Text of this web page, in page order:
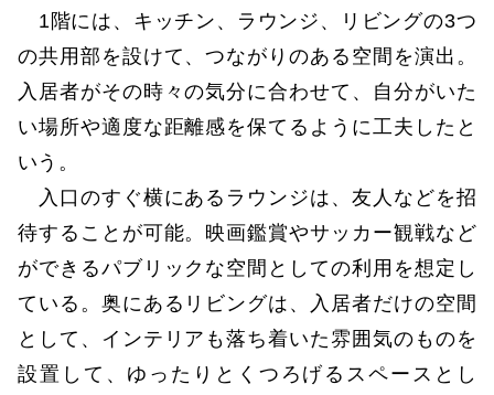
1階には、キッチン、ラウンジ、リビングの3つ
の共用部を設けて、つながりのある空間を演出。
入居者がその時々の気分に合わせて、自分がいた
い場所や適度な距離感を保てるように工夫したと
いう。
入口のすぐ横にあるラウンジは、友人などを招
待することが可能。映画鑑賞やサッカー観戦など
ができるパブリックな空間としての利用を想定し
ている。奥にあるリビングは、入居者だけの空間
として、インテリアも落ち着いた雰囲気のものを
設置して、ゆったりとくつろげるスペースとし